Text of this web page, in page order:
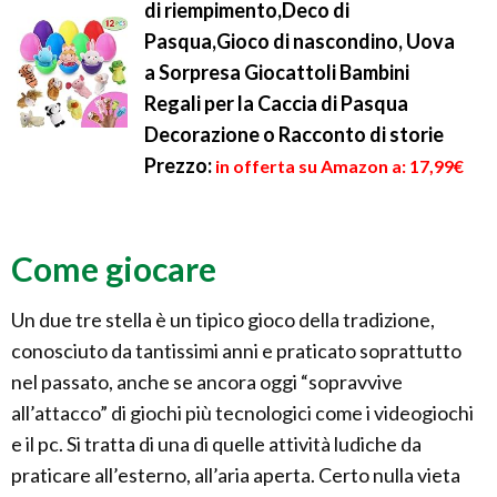
di riempimento,Deco di
Pasqua,Gioco di nascondino, Uova
a Sorpresa Giocattoli Bambini
Regali per la Caccia di Pasqua
Decorazione o Racconto di storie
Prezzo: in offerta su Amazon a: 17,99€
Come giocare
Un due tre stella è un tipico gioco della tradizione,
conosciuto da tantissimi anni e praticato soprattutto
nel passato, anche se ancora oggi “sopravvive
all’attacco” di giochi più tecnologici come i videogiochi
e il pc. Si tratta di una di quelle attività ludiche da
praticare all’esterno, all’aria aperta. Certo nulla vieta